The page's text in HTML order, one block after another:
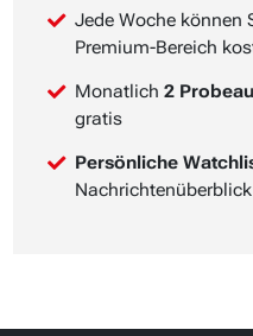
Jede Woche können
Premium-Bereich
Monatlich 2
gratis
Persönliche